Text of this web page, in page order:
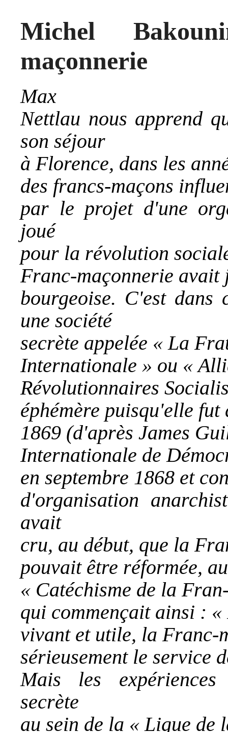
Michel
maçonnerie
Max
Nettlau nous apprend
son séjour
à Florence, dans les
des francs-maçons
par le projet d'une
joué
pour la révolution
Franc-maçonnerie avait
bourgeoise. C'est
une société
secrète appelée « La
Internationale » ou «
Révolutionnaires
éphémère puisqu'elle
1869 (d'après James
Internationale de
en septembre 1868 et
d'organisation
avait
cru, au début, que la
pouvait être réformée,
« Catéchisme de la
qui commençait ainsi :
vivant et utile, la Franc-
sérieusement le service
Mais les
secrète
au sein de la « Ligue de